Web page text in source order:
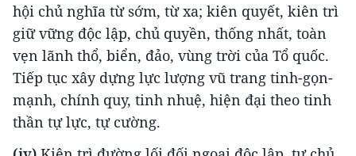
hội chủ nghĩa từ sớm, từ xa; kiên quyết, kiên trì
giữ vững độc lập, chủ quyền, thống nhất, toàn
vẹn lãnh thổ, biển, đảo, vùng trời của Tổ quốc.
Tiếp tục xây dựng lực lượng vũ trang tinh-gọn-
mạnh, chính quy, tinh nhuệ, hiện đại theo tinh
thần tự lực, tự cường.